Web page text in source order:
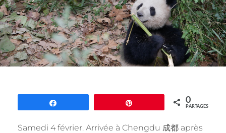
0
PARTAGES
Samedi 4 février. Arrivée à Chengdu 成都 après